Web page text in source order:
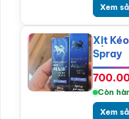
Xem
Xịt
Spray
Còn
Xem